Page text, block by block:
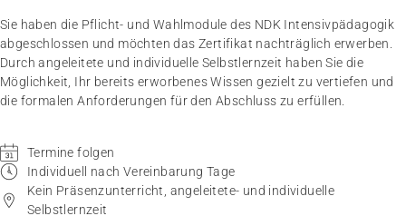
Sie haben die Pflicht- und Wahlmodule des NDK Intensivpädagogik
abgeschlossen und möchten das Zertifikat nachträglich erwerben.
Durch angeleitete und individuelle Selbstlernzeit haben Sie die
Möglichkeit, Ihr bereits erworbenes Wissen gezielt zu vertiefen und
die formalen Anforderungen für den Abschluss zu erfüllen.
Termine folgen
Individuell nach Vereinbarung Tage
Kein Präsenzunterricht, angeleitete- und individuelle
Selbstlernzeit